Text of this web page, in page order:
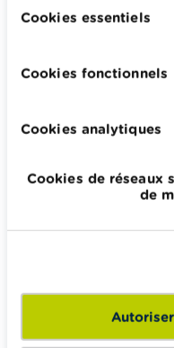
consultable dans
duCookies essentiels
Cookies fonctionnels
Cookies analytiques
Cookies de réseaux
de
Hériter
Wikifin.be veut vous
met gratuitement à